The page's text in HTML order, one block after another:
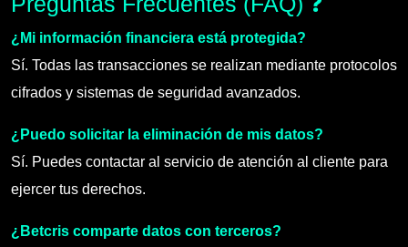
¿Mi información financiera está protegida?
Sí. Todas las transacciones se realizan mediante protocolos
cifrados y sistemas de seguridad avanzados.
¿Puedo solicitar la eliminación de mis datos?
Sí. Puedes contactar al servicio de atención al cliente para
ejercer tus derechos.
¿Betcris comparte datos con terceros?